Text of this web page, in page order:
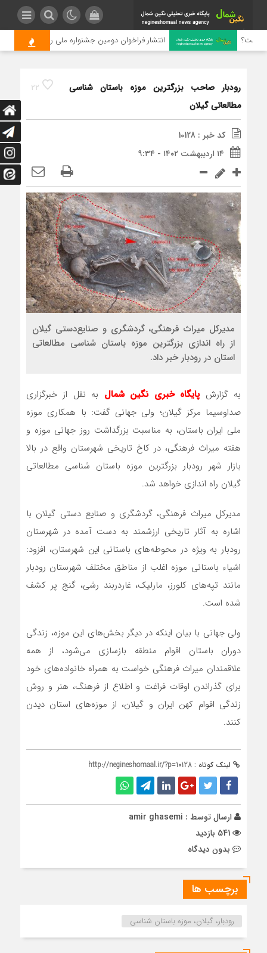
انتشار فراخوان دومین جشنواره ملی رسانه‌ای چای
22
رودبار صاحب بزرگترین موزه باستان شناسی
مطالعاتی گیلان
کد خبر : 10128
۱۴ اردیبهشت ۱۴۰۲ - ۹:۳۴
مدیرکل میراث فرهنگی، گردشگری و صنایع‌دستی گیلان
از راه اندازی بزرگترین موزه باستان شناسی مطالعاتی
استان در رودبار خبر داد.
به گزارشپایگاه خبری نگین شمال به نقل از خبرگزاری
صداوسیما مرکز گیلان؛ ولی جهانی گفت: با همکاری موزه
ملی ایران باستان، به مناسبت بزرگداشت روز جهانی موزه و
هفته میراث فرهنگی، در کاخ تاریخی شهرستان واقع در بالا
بازار شهر رودبار بزرگترین موزه باستان شناسی مطالعاتی
گیلان راه اندازی خواهد شد.
مدیرکل میراث فرهنگی، گردشگری و صنایع دستی گیلان با
اشاره به آثار تاریخی ارزشمند به دست آمده در شهرستان
رودبار به ویژه در محوطه‌های باستانی این شهرستان، افزود:
اشیاء باستانی موزه اغلب از مناطق مختلف شهرستان رودبار
مانند تپه‌های کلورز، مارلیک، غاردربند رشی، گنج پر کشف
شده است.
ولی جهانی با بیان اینکه در دیگر بخش‌های این موزه، زندگی
دوران باستان اقوام منطقه بازسازی می‌شود، از همه
علاقمندان میراث فرهنگی خواست به همراه خانواده‌های خود
برای گذراندن اوقات فراغت و اطلاع از فرهنگ، هنر و روش
زندگی اقوام کهن ایران و گیلان، از موزه‌های استان دیدن
کنند.
لینک کوتاه : http://negineshomaal.ir/?p=10128
ارسال توسط : amir ghasemi
بدون دیدگاه
برچسب ها
رودبار، گیلان، موزه باستان شناسی